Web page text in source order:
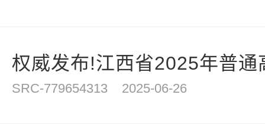
权威发布!江西省2025年普通
SRC-779654313 2025-06-26